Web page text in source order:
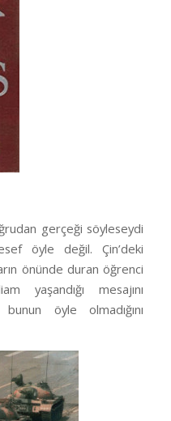
gerçeği söyleseydi
öyle değil. Çin’deki
önünde duran öğrenci
yaşandığı mesajını
öyle olmadığını